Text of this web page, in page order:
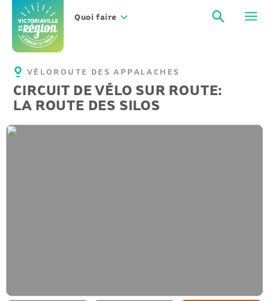
contenu
Quoi faire
VÉLOROUTE DES APPALACHES
CIRCUIT DE VÉLO SUR ROUTE:
LA ROUTE DES SILOS